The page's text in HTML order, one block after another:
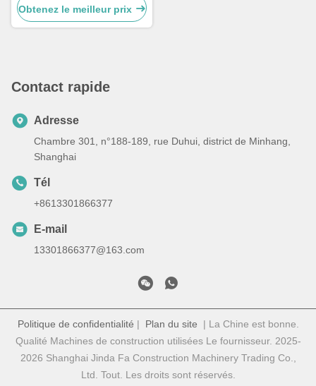
charge pour la construction
Obtenez le meilleur prix
Contact rapide
Adresse
Chambre 301, n°188-189, rue Duhui, district de Minhang,
Shanghai
Tél
+8613301866377
E-mail
13301866377@163.com
Politique de confidentialité | Plan du site | La Chine est bonne.
Qualité Machines de construction utilisées Le fournisseur. 2025-
2026 Shanghai Jinda Fa Construction Machinery Trading Co.,
Ltd. Tout. Les droits sont réservés.